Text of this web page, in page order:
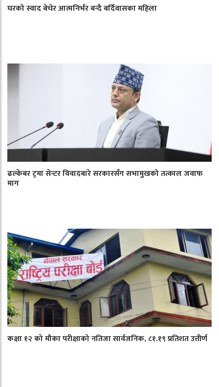
घरको स्वाद बेचेर आत्मनिर्भर बन्दै बर्दिवासका महिला
ढल्केबर ट्रमा सेन्टर विवादबारे सरकारसँग सभामुखको तत्काल जवाफ
माग
कक्षा १२ को मौका परीक्षाको नतिजा सार्वजनिक, ८१.१९ प्रतिशत उत्तीर्ण